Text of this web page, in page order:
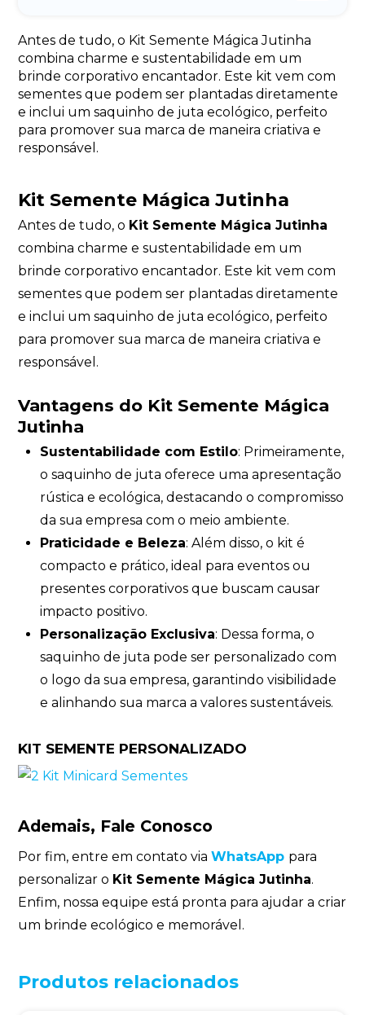
Antes de tudo, o Kit Semente Mágica Jutinha
combina charme e sustentabilidade em um
brinde corporativo encantador. Este kit vem com
sementes que podem ser plantadas diretamente
e inclui um saquinho de juta ecológico, perfeito
para promover sua marca de maneira criativa e
responsável.
Kit Semente Mágica Jutinha
Antes de tudo, o Kit Semente Mágica Jutinha
combina charme e sustentabilidade em um
brinde corporativo encantador. Este kit vem com
sementes que podem ser plantadas diretamente
e inclui um saquinho de juta ecológico, perfeito
para promover sua marca de maneira criativa e
responsável.
Vantagens do Kit Semente Mágica
Jutinha
Sustentabilidade com Estilo: Primeiramente,
o saquinho de juta oferece uma apresentação
rústica e ecológica, destacando o compromisso
da sua empresa com o meio ambiente.
Praticidade e Beleza: Além disso, o kit é
compacto e prático, ideal para eventos ou
presentes corporativos que buscam causar
impacto positivo.
Personalização Exclusiva: Dessa forma, o
saquinho de juta pode ser personalizado com
o logo da sua empresa, garantindo visibilidade
e alinhando sua marca a valores sustentáveis.
KIT SEMENTE PERSONALIZADO
Ademais, Fale Conosco
Por fim, entre em contato viaWhatsApp para
personalizar o Kit Semente Mágica Jutinha.
Enfim, nossa equipe está pronta para ajudar a criar
um brinde ecológico e memorável.
Produtos relacionados